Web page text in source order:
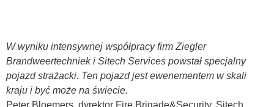
W wyniku intensywnej współpracy firm Ziegler
Brandweertechniek i Sitech Services powstał specjalny
pojazd strażacki. Ten pojazd jest ewenementem w skali
kraju i być może na świecie.
Peter Bloemers, dyrektor Fire Brigade&Security, Sitech